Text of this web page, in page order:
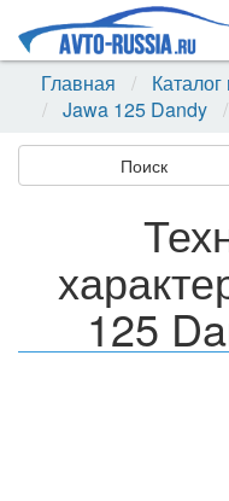
Главная
Jawa 125 Dandy
Поиск
125